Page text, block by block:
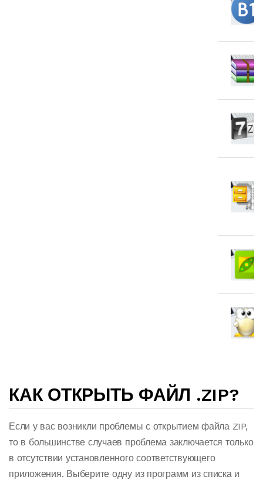
КАК ОТКРЫТЬ ФАЙЛ .ZIP?
Если у вас возникли проблемы с открытием файла ZIP,
то в большинстве случаев проблема заключается только
в отсутствии установленного соответствующего
приложения. Выберите одну из программ из списка и